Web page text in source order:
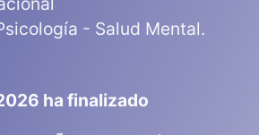
- Salud Mental.
ha finalizado